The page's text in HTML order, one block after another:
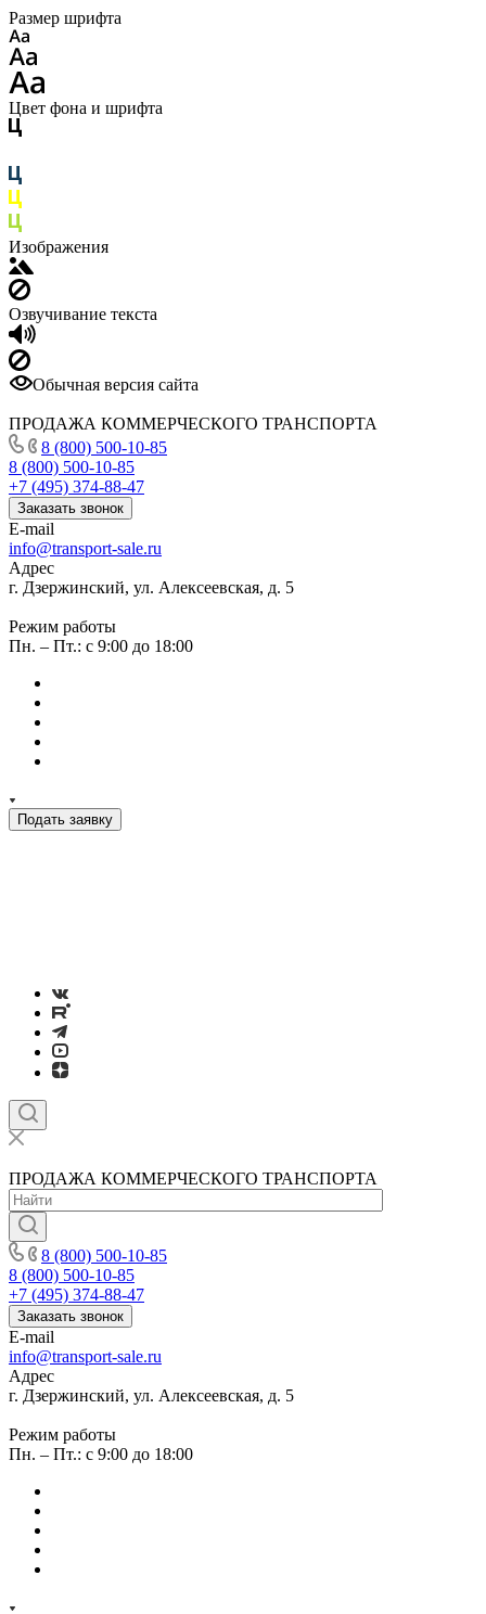
Размер шрифта
Цвет фона и шрифта
Изображения
Озвучивание текста
Обычная версия сайта
ПРОДАЖА КОММЕРЧЕСКОГО ТРАНСПОРТА
8 (800) 500-10-85
8 (800) 500-10-85
+7 (495) 374-88-47
Заказать звонок
E-mail
info@transport-sale.ru
Адрес
г. Дзержинский, ул. Алексеевская, д. 5
Режим работы
Пн. – Пт.: с 9:00 до 18:00
Подать заявку
ПРОДАЖА КОММЕРЧЕСКОГО ТРАНСПОРТА
8 (800) 500-10-85
8 (800) 500-10-85
+7 (495) 374-88-47
Заказать звонок
E-mail
info@transport-sale.ru
Адрес
г. Дзержинский, ул. Алексеевская, д. 5
Режим работы
Пн. – Пт.: с 9:00 до 18:00